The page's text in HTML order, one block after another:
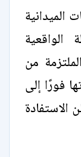
الميدانية
الواقعية
من
فورًا إلى
الاستفادة